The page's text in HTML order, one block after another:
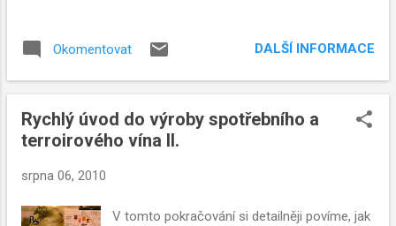
Okomentovat DALŠÍ INFORMACE
Rychlý úvod do výroby spotřebního a
terroirového vína II.
srpna 06, 2010
V tomto pokračování si detailněji povíme, jak